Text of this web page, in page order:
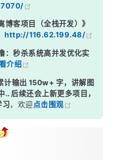
博客项目（全栈开发）》
http://116.62.199.48/
：秒杀系统高并发优化实
介绍
计输出 150w+ 字，讲解图
后续还会上新更多项目，
习，欢迎点击围观